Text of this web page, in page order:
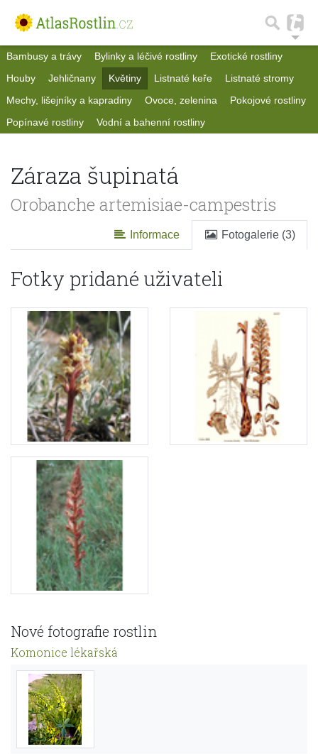
Bambusy a trávy Bylinky a léčivé rostliny
Exotické rostliny
Houby
Jehličnany Květiny Listnaté keře
Listnaté stromy
Mechy, lišejníky a kapradiny
Ovoce, zelenina
Pokojové rostliny
Popínavé rostliny
Vodní a bahenní rostliny
Záraza šupinatá
Orobanche artemisiae-campestris
Informace Fotogalerie (3)
Fotky pridané uživateli
Nové fotografie rostlin
Komonice lékařská